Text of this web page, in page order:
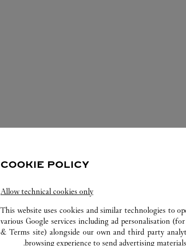
COOKIE POLICY
Allow technical cookies only
This website uses cookies and similar technologies to
various Google services including ad personalisation
& Terms site) alongside our own and third party
browsing experience to send advertising